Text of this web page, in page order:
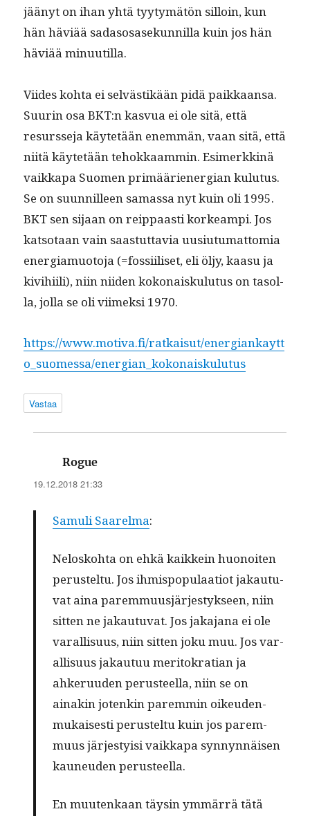
jäänyt on ihan yhtä tyy­tymätön sil­loin, kun
hän häviää sada­sosasekun­nil­la kuin jos hän
häviää minuutilla.
Viides koh­ta ei selvästikään pidä paikkaansa.
Suurin osa BKT:n kasvua ei ole sitä, että
resursse­ja käytetään enem­män, vaan sitä, että
niitä käytetään tehokkaam­min. Esimerkkinä
vaikka­pa Suomen primääriener­gian kulu­tus.
Se on suun­nilleen samas­sa nyt kuin oli 1995.
BKT sen sijaan on reip­paasti korkeampi. Jos
kat­so­taan vain saas­tut­tavia uusi­u­tu­mat­to­mia
ener­gia­muo­to­ja (=fos­si­iliset, eli öljy, kaa­su ja
kivi­hi­ili), niin niiden kokon­aisku­lu­tus on tasol­
la, jol­la se oli viimek­si 1970.
https://www.motiva.fi/ratkaisut/energiankaytt
o_suomessa/energian_kokonaiskulutus
Vastaa
Rogue
19.12.2018 21:33
Samuli Saarel­ma:
Nelosko­h­ta on ehkä kaikkein huonoiten
perustel­tu. Jos ihmis­pop­u­laa­tiot jakau­tu­
vat aina parem­muusjärjestyk­seen, niin
sit­ten ne jakau­tu­vat. Jos jaka­jana ei ole
var­al­lisu­us, niin sit­ten joku muu. Jos var­
al­lisu­us jakau­tuu mer­i­tokra­t­ian ja
ahkeru­u­den perus­teel­la, niin se on
ainakin jotenkin parem­min oikeu­den­
mukaises­ti perustel­tu kuin jos parem­
muus järjesty­isi vaikka­pa syn­nyn­näisen
kauneu­den perusteella.
En muutenkaan täysin ymmär­rä tätä